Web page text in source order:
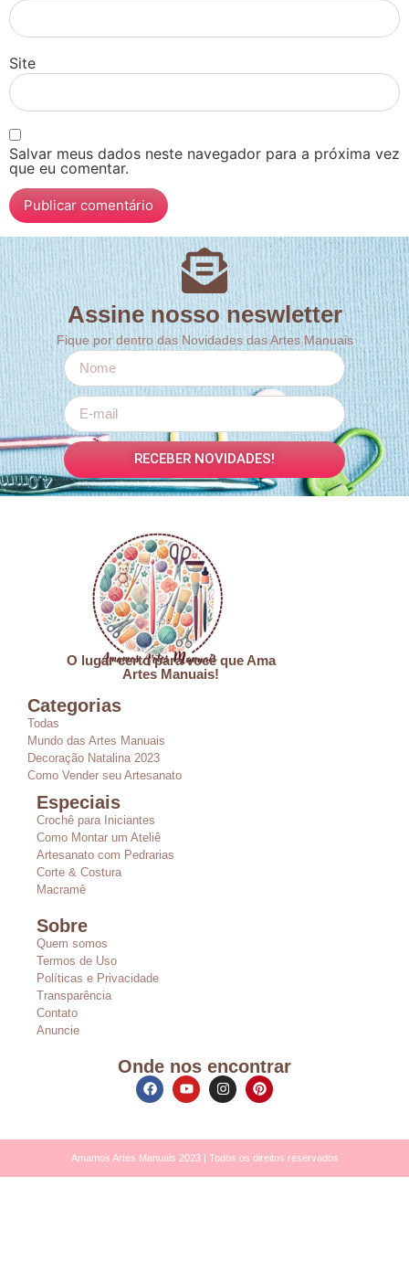
Site
Salvar meus dados neste navegador para a próxima vez
que eu comentar.
Assine nosso neswletter
Fique por dentro das Novidades das Artes Manuais
RECEBER NOVIDADES!
O lugar certo para você que Ama
Artes Manuais!
Categorias
Todas
Mundo das Artes Manuais
Decoração Natalina 2023
Como Vender seu Artesanato
Especiais
Crochê para Iniciantes
Como Montar um Ateliê
Artesanato com Pedrarias
Corte & Costura
Macramê
Sobre
Quem somos
Termos de Uso
Políticas e Privacidade
Transparência
Contato
Anuncie
Onde nos encontrar
Amamos Artes Manuais 2023 | Todos os direitos reservados